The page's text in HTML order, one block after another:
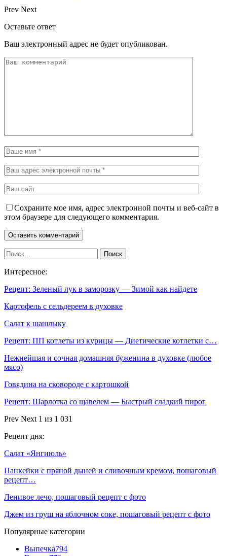
Prev Next
Оставьте ответ
Ваш электронный адрес не будет опубликован.
Сохраните мое имя, адрес электронной почты и веб-сайт в
этом браузере для следующего комментария.
Интересное:
Рецепт: Зеленый лук в заморозку — Зимой как найдете
Картофель с сельдереем в духовке
Салат к шашлыку
Рецепт: ПП котлеты из курицы — Диетические котлетки с…
Нежнейшая и сочная домашняя буженина в духовке (любое
мясо)
Говядина на сковороде с картошкой
Рецепт: Шарлотка со щавелем — Быстрый сладкий пирог
Prev Next 1 из 1 031
Рецепт дня:
Салат «Янгиюль»
Панкейки с пряной дыней и сливочным кремом, пошаговый
рецепт…
Ленивое лечо, пошаговый рецепт с фото
Джем из груш на яблочном соке, пошаговый рецепт с фото
Популярные категории
Выпечка794